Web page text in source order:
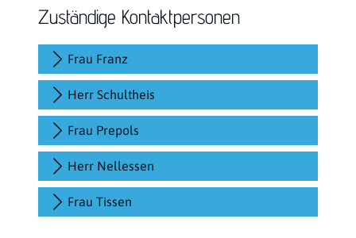
Zuständige Kontaktpersonen
Frau Franz
Herr Schultheis
Frau Prepols
Herr Nellessen
Frau Tissen